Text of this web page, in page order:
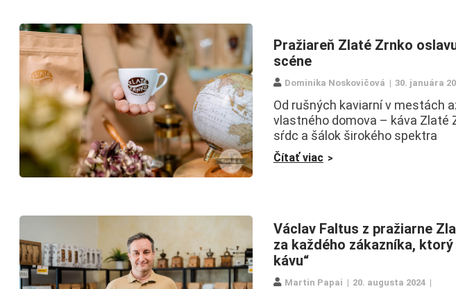
Pražiareň Zlaté Zrnko
scéne
Dominika Noskovičová 30. januára
Od rušných kaviarní v mestách
vlastného domova – káva Zlaté
sŕdc a šálok širokého spektra
Čítať viac
Václav Faltus z pražiarne
za každého zákazníka,
kávu“
Martin Papai 20. augusta 2024